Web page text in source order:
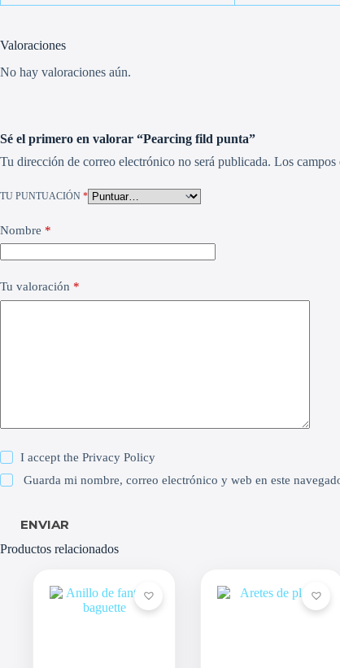
Valoraciones
No hay valoraciones aún.
Sé el primero en valorar “Pearcing fild punta”
Tu dirección de correo electrónico no será publicada. Los campos
TU PUNTUACIÓN *
Nombre *
Tu valoración *
I accept thePrivacy Policy
Guarda mi nombre, correo electrónico y web en este
ENVIAR
Productos relacionados